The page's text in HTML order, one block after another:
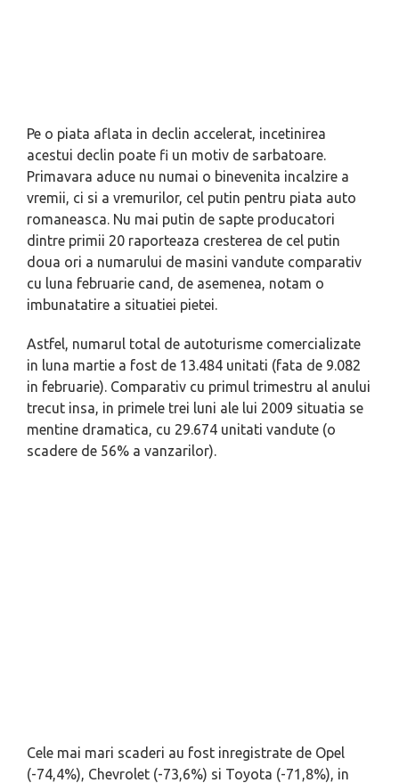
Pe o piata aflata in declin accelerat, incetinirea
acestui declin poate fi un motiv de sarbatoare.
Primavara aduce nu numai o binevenita incalzire a
vremii, ci si a vremurilor, cel putin pentru piata auto
romaneasca. Nu mai putin de sapte producatori
dintre primii 20 raporteaza cresterea de cel putin
doua ori a numarului de masini vandute comparativ
cu luna februarie cand, de asemenea, notam o
imbunatatire a situatiei pietei.
Astfel, numarul total de autoturisme comercializate
in luna martie a fost de 13.484 unitati (fata de 9.082
in februarie). Comparativ cu primul trimestru al anului
trecut insa, in primele trei luni ale lui 2009 situatia se
mentine dramatica, cu 29.674 unitati vandute (o
scadere de 56% a vanzarilor).
Cele mai mari scaderi au fost inregistrate de Opel
(-74,4%), Chevrolet (-73,6%) si Toyota (-71,8%), in